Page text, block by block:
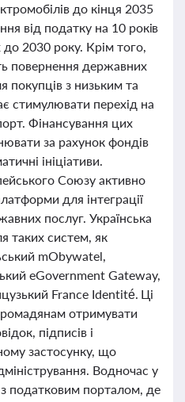
до кінця 2035
від податку на 10 років
до 2030 року. Крім того,
повернення державних
покупців з низьким та
стимулювати перехід на
Фінансування цих
за рахунок фондів
ініціативи.
Союзу активно
для інтеграції
послуг. Українська
таких систем, як
mObywatel,
eGovernment Gateway,
France Identité. Ці
отримувати
підписів і
застосунку, що
Водночас у
податковим порталом, де